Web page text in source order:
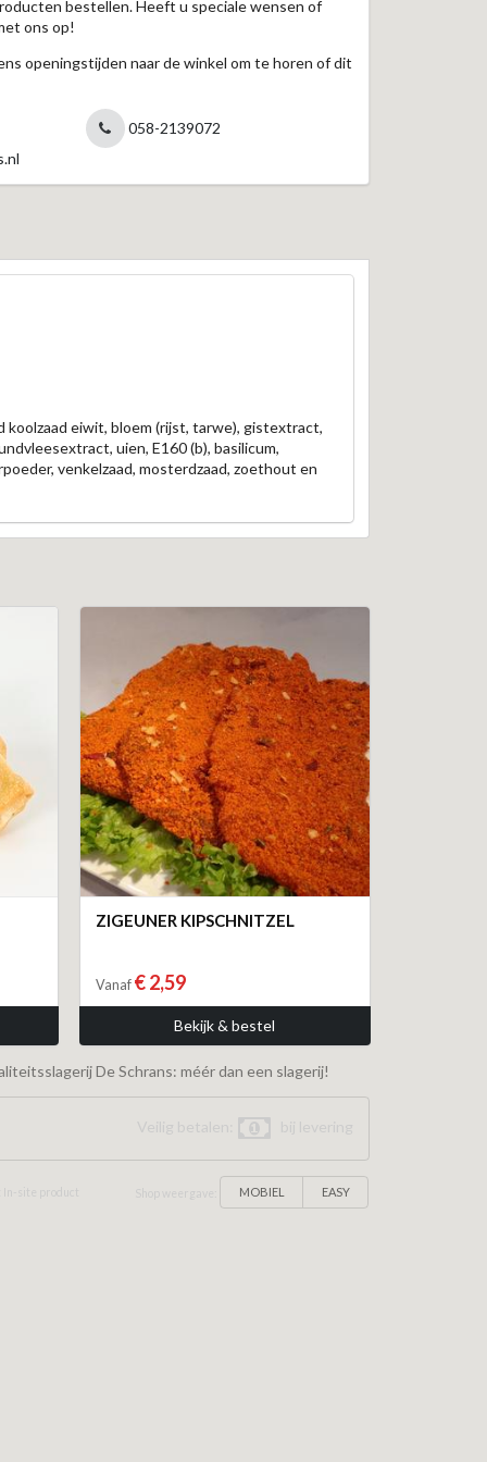
bestellen. Heeft u speciale wensen of
ons op!
openingstijden naar de winkel om te horen of dit
058-2139072
koolzaad eiwit, bloem (rijst, tarwe), gistextract,
uien, E160 (b), basilicum,
venkelzaad, mosterdzaad, zoethout en
ZIGEUNER KIPSCHNITZEL
Vanaf € 2,59
Bekijk & bestel
De Schrans: méér dan een slagerij!
MOBIEL EASY